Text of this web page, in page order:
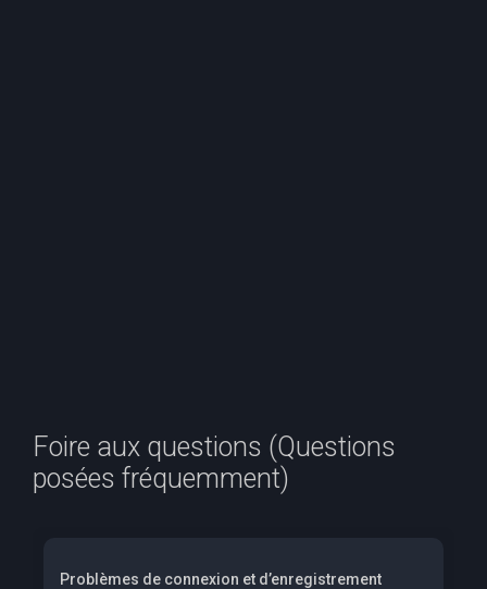
Foire aux questions (Questions
posées fréquemment)
Problèmes de connexion et d’enregistrement